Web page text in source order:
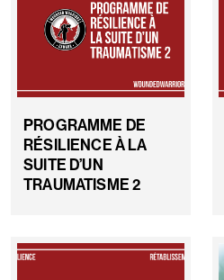
PROGRAMME DE
RÉSILIENCE À LA
SUITE D’UN
TRAUMATISME 2